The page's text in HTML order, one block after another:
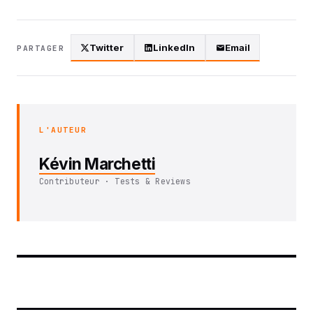
PARTAGER Twitter LinkedIn Email
L'AUTEUR
Kévin Marchetti
Contributeur · Tests & Reviews